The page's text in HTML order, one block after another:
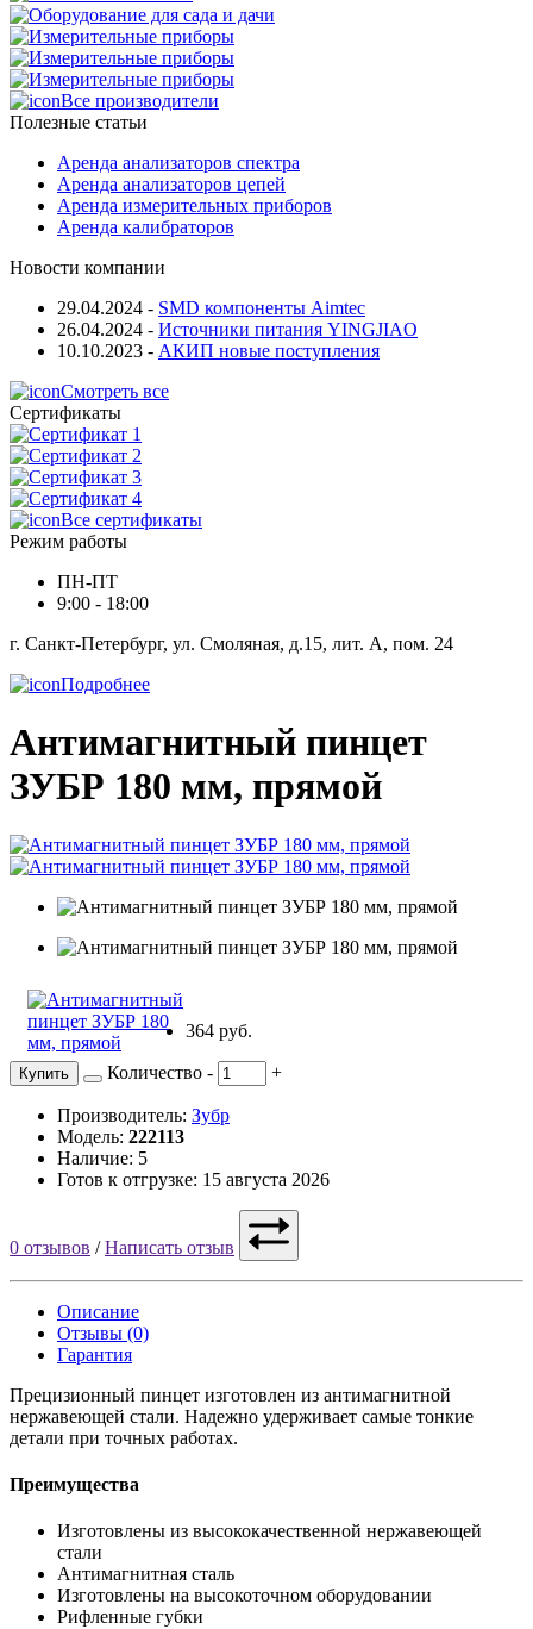
Все производители
Полезные статьи
Аренда анализаторов спектра
Аренда анализаторов цепей
Аренда измерительных приборов
Аренда калибраторов
Новости компании
29.04.2024 - SMD компоненты Aimtec
26.04.2024 - Источники питания YINGJIAO
10.10.2023 - АКИП новые поступления
Смотреть все
Сертификаты
Все сертификаты
Режим работы
ПН-ПТ
9:00 - 18:00
г. Санкт-Петербург, ул. Смоляная, д.15, лит. А, пом. 24
Подробнее
Антимагнитный пинцет
ЗУБР 180 мм, прямой
364 руб.
Купить Количество - +
Производитель: Зубр
Модель: 222113
Наличие: 5
Готов к отгрузке: 15 августа 2026
0 отзывов /Написать отзыв
Описание
Отзывы (0)
Гарантия
Прецизионный пинцет изготовлен из антимагнитной
нержавеющей стали. Надежно удерживает самые тонкие
детали при точных работах.
Преимущества
Изготовлены из высококачественной нержавеющей
стали
Антимагнитная сталь
Изготовлены на высокоточном оборудовании
Рифленные губки